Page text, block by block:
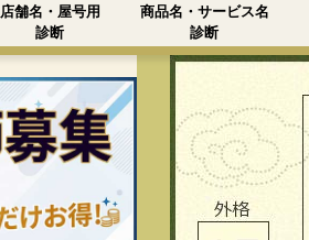
店舗名・屋号用
診断
商品名・サービス名
診断